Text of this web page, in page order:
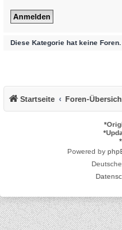
Diese Kategorie hat keine Foren.
Startseite Foren-
*
*
*
Powered by